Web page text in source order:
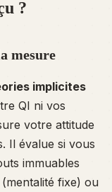
?
mesure
implicites
QI ni vos
votre attitude
Il évalue si vous
immuables
fixe) ou